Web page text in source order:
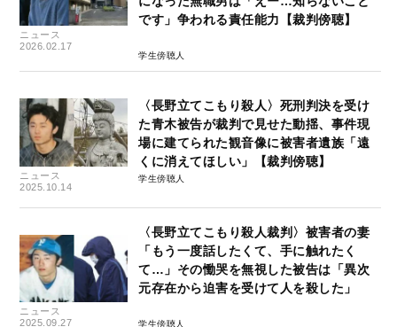
ニュース
2026.02.17
です」争われる責任能力【裁判傍聴】
学生傍聴人
ニュース
2025.10.14
〈長野立てこもり殺人〉死刑判決を受け
た青木被告が裁判で見せた動揺、事件現
場に建てられた観音像に被害者遺族「遠
くに消えてほしい」【裁判傍聴】
学生傍聴人
ニュース
2025.09.27
〈長野立てこもり殺人裁判〉被害者の妻
「もう一度話したくて、手に触れたく
て…」その慟哭を無視した被告は「異次
元存在から迫害を受けて人を殺した」
学生傍聴人